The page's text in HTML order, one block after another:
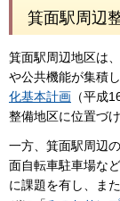
箕面駅周辺
箕面駅周辺地区は
や公共機能が集積
化基本計画 （平成
整備地区に位置づ
一方、箕面駅周辺
面自転車駐車場な
に課題を有し、ま